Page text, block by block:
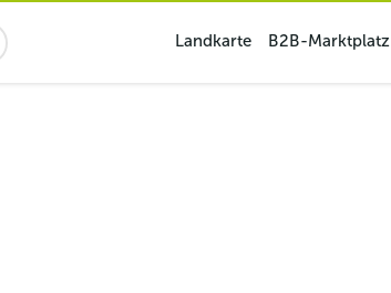
Landkarte B2B-Marktplatz